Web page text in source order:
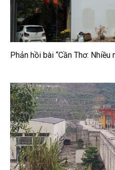
Phản hồi bài “Cần Thơ: